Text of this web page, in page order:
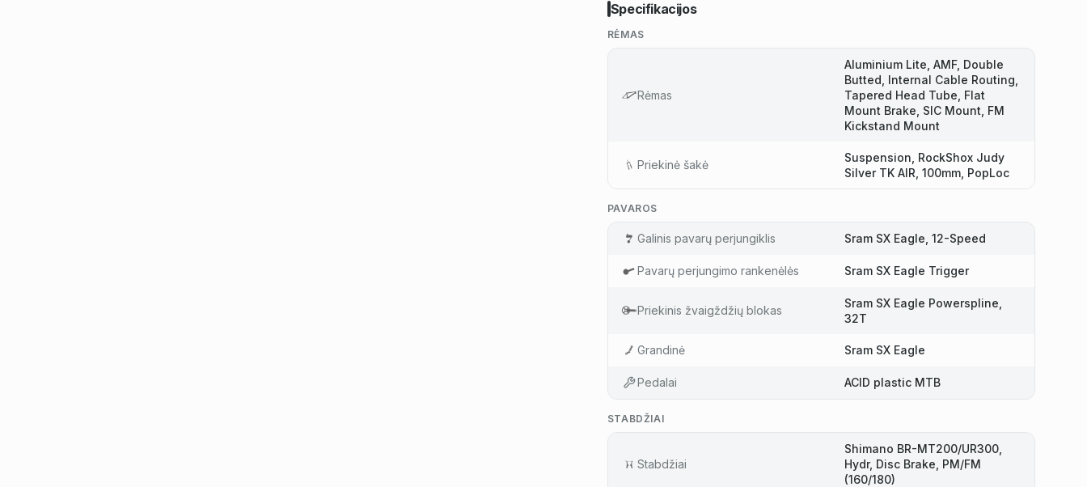
Specifikacijos
RĖMAS
Rėmas
Aluminium Lite, AMF, Double
Butted, Internal Cable Routing,
Tapered Head Tube, Flat
Mount Brake, SIC Mount, FM
Kickstand Mount
Priekinė šakė
Suspension, RockShox Judy
Silver TK AIR, 100mm, PopLoc
PAVAROS
Galinis pavarų perjungiklis Sram SX Eagle, 12-Speed
Pavarų perjungimo rankenėlės Sram SX Eagle Trigger
Priekinis žvaigždžių blokas
Sram SX Eagle Powerspline,
32T
Grandinė Sram SX Eagle
Pedalai ACID plastic MTB
STABDŽIAI
Stabdžiai
Shimano BR-MT200/UR300,
Hydr, Disc Brake, PM/FM
(160/180)